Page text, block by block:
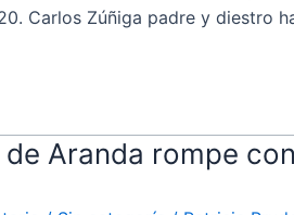
Carlos Zúñiga padre y diestro
Aranda rompe